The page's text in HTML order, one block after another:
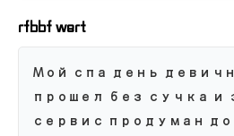
rfbbf wert
Мой спа день
прошел без сучка и
сервис продуман